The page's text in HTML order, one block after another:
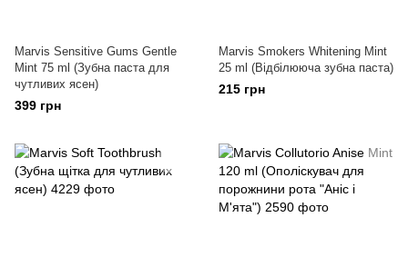
Marvis Sensitive Gums Gentle
Mint 75 ml (Зубна паста для
чутливих ясен)
399 грн
Marvis Smokers Whitening Mint
25 ml (Відбілююча зубна паста)
215 грн